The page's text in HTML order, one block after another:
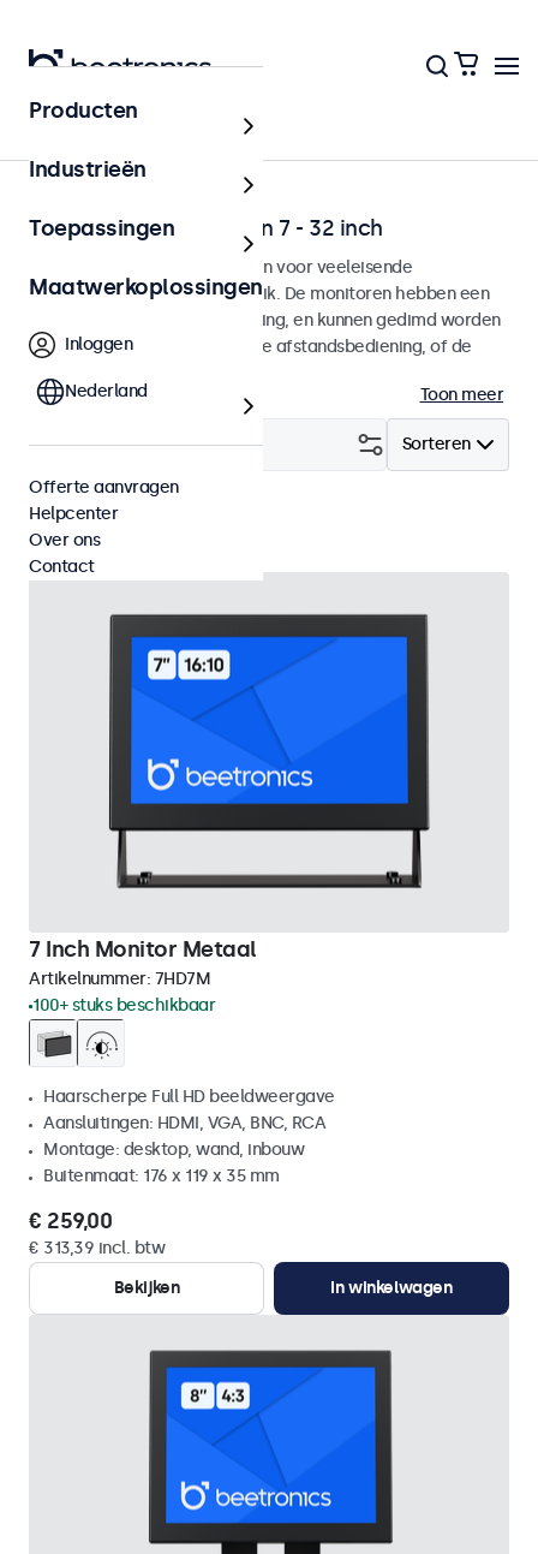
Home
Dimbare monitoren van 7 - 32 inch
Dimbare monitoren ontworpen voor veeleisende
omgevingen en continu gebruik. De monitoren hebben een
dimbare achtergrondverlichting, en kunnen gedimd worden
met de bedieningsknoppen, de afstandsbediening, of de
Toon meer
Sorteren
Filter (24)
Dimbaar
7 Inch Monitor Metaal
Artikelnummer: 7HD7M
100+ stuks beschikbaar
Haarscherpe Full HD beeldweergave
Aansluitingen: HDMI, VGA, BNC, RCA
Montage: desktop, wand, inbouw
Buitenmaat: 176 x 119 x 35 mm
€ 259,00
€ 313,39 incl. btw
Bekijken
In winkelwagen
Producten
Industrieën
Toepassingen
Maatwerkoplossingen
Inloggen
Nederland
Offerte aanvragen
Helpcenter
Over ons
Contact